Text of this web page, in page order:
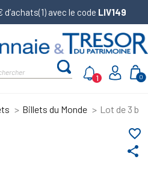
d’achats(1) avec le code LIV149
0
1
Billets du Monde Lot de 3
share
favorite_border